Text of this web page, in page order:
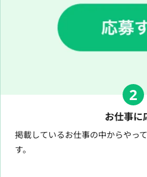
2
お仕事に
掲載しているお仕事の中からやっ
す。